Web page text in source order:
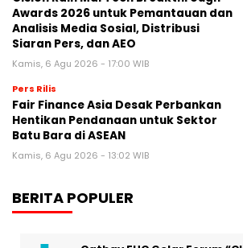
Awards 2026 untuk Pemantauan dan
Analisis Media Sosial, Distribusi
Siaran Pers, dan AEO
Kamis, 6 Agu 2026 - 17:00 WIB
Pers Rilis
Fair Finance Asia Desak Perbankan
Hentikan Pendanaan untuk Sektor
Batu Bara di ASEAN
Kamis, 6 Agu 2026 - 13:02 WIB
BERITA POPULER